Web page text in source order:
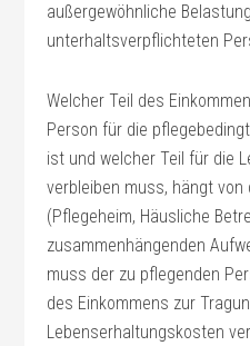
außergewöhnliche
unterhaltsverpflichteten
Welcher Teil des
Person für die
ist und welcher Teil für die
verbleiben muss, hängt von
(Pflegeheim, Häusliche
zusammenhängenden
muss der zu pflegenden
des Einkommens zur
Lebenserhaltungskosten